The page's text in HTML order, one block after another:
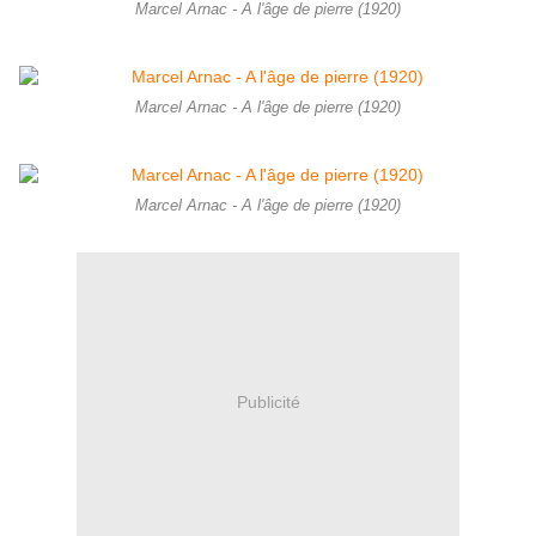
Marcel Arnac - A l'âge de pierre (1920)
Marcel Arnac - A l'âge de pierre (1920)
Marcel Arnac - A l'âge de pierre (1920)
Publicité